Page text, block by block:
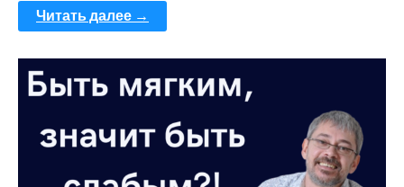
Читать далее →